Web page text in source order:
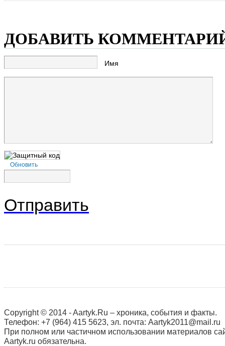
ДОБАВИТЬ
Имя
Обновить
Отправить
Copyright © 2014 - Aartyk.Ru – хроника, события и факты.
Телефон: +7 (964) 415 5623, эл. почта: Aartyk2011@mail.ru
При полном или частичном использовании материалов
Aartyk.ru oбязательна.